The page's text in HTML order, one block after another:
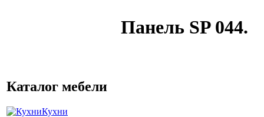
Панель SP 044.
Каталог мебели
Кухни